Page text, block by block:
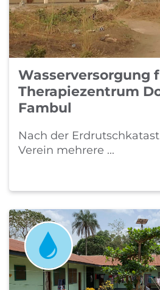
Wasserversorgung
Therapiezentrum
Fambul
Nach der
Verein mehrere ...